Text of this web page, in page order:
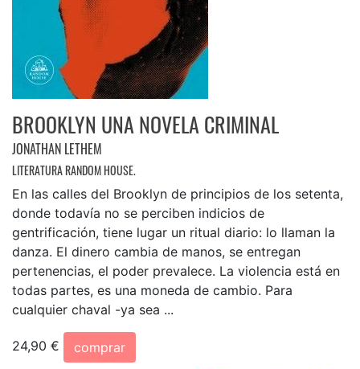
BROOKLYN UNA NOVELA CRIMINAL
JONATHAN LETHEM
LITERATURA RANDOM HOUSE.
En las calles del Brooklyn de principios de los setenta,
donde todavía no se perciben indicios de
gentrificación, tiene lugar un ritual diario: lo llaman la
danza. El dinero cambia de manos, se entregan
pertenencias, el poder prevalece. La violencia está en
todas partes, es una moneda de cambio. Para
cualquier chaval -ya sea ...
24,90 €
comprar